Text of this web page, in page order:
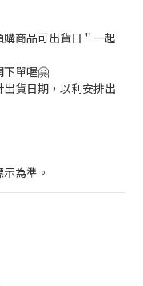
商品可出貨日＂一起
單喔🤗
貨日期，以利安排出
為準。